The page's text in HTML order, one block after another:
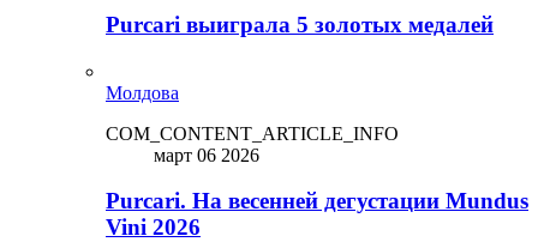
Purcari выиграла 5 золотых медалей
Молдова
COM_CONTENT_ARTICLE_INFO
март 06 2026
Purcari. На весенней дегустации Mundus
Vini 2026